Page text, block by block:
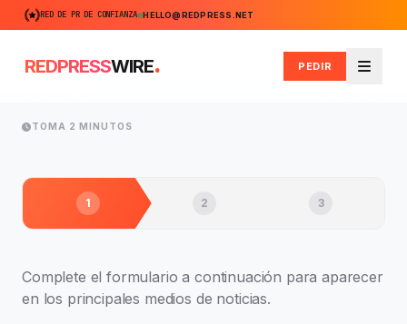
RED DE PR DE CONFIANZA HELLO@REDPRESS.NET
REDPRESSWIRE. PEDIR
Menú
TOMA 2 MINUTOS
1 2 3
Complete el formulario a continuación para aparecer
en los principales medios de noticias.